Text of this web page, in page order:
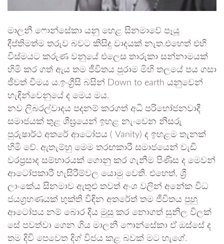
මාලනී ෆොන්සේකා යනු හෙළ සිනමාවේ පෑයූ
දීප්තිමත්ම තරුව බවට කිසිදු වාදයක් නැත.එහෙත් එහි
විස්මයට කරුණ වනුයේ එලෙස තාරුකා සන්නාමයක්
හිමි කර ගත් ඇය තම ජීවිතය පුරාම මිහි තලයේ පය ගසා
ජීවත් වීමය ය.ඉංග්‍රීසි බසින් Down to earth යනුවෙන්
හැඳින්වෙනුයේ ද මෙය මය.
නව ලිබරල්වාදය පදනම් කරගත් අධි පරිභෝජනවාදී
සමාජයක් තුළ ශීඝ්‍රයෙන් ඉහළ නැංවෙන නිසරු
පුරුෂාර්ථ අතරේ ආටෝපය ( Vanity) ද ඉහළම තැනක්
හිමි වේ. ඇතැම්හු මෙම තරඟකාරී සමාජයෙන් වැඩි
වරප්‍රසාද සම්භාරයක් ගොනු කර ගැනීම පිණිස ද මෙවන්
ආටෝපකාරී හැසිරීම්වල යොමු වෙති. එහෙත්, ශ්‍රී
ලාංකේය සිනමාව ඇතුළු තවත් අංශ වලින් අනේක විධ
ජයග්‍රහණයක් භුක්ති විඳින අතරේත් තම ජීවිතය පුහු
ආටෝපය නම් බොර දිය මුසු කර නොගත් සුනිල විලක්
සේ පවත්වා ගෙන ගිය මාලනී ෆොන්සේකා ඒ ඔස්සේ ද
තම දිවි පෙවෙත දිග් විජය කළ බවක් මට හැගේ.